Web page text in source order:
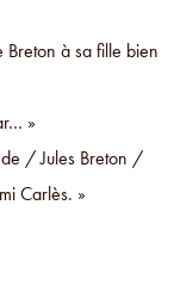
Breton à sa fille bien
»
/ Jules Breton /
Carlès. »